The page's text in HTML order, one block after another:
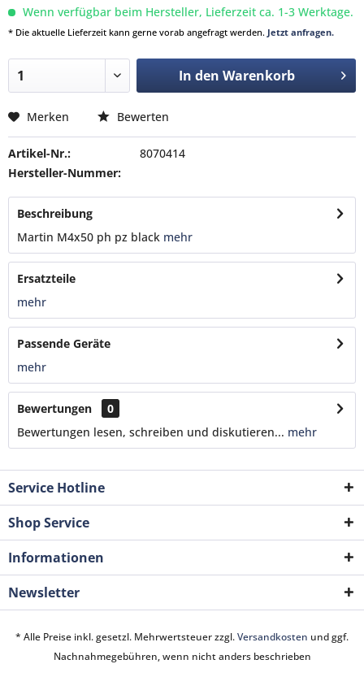
Wenn verfügbar beim Hersteller, Lieferzeit ca. 1-3 Werktage.
* Die aktuelle Lieferzeit kann gerne vorab angefragt werden. Jetzt anfragen.
In den Warenkorb
Merken Bewerten
Artikel-Nr.:
8070414
Hersteller-Nummer:
Beschreibung
Martin M4x50 ph pz black mehr
Ersatzteile
mehr
Passende Geräte
mehr
Bewertungen
0
Bewertungen lesen, schreiben und diskutieren... mehr
Service Hotline
Shop Service
Informationen
Newsletter
* Alle Preise inkl. gesetzl. Mehrwertsteuer zzgl.Versandkosten und ggf.
Nachnahmegebühren, wenn nicht anders beschrieben